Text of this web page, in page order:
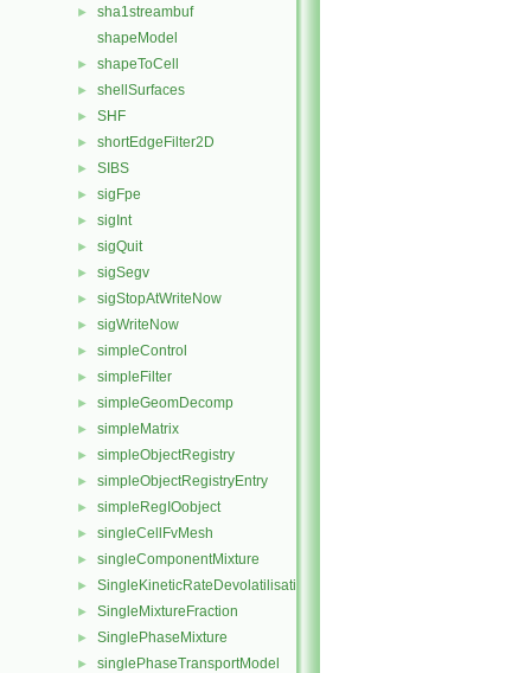
►
sha1streambuf
shapeModel
► shapeToCell
► shellSurfaces
► SHF
► shortEdgeFilter2D
► SIBS
► sigFpe
► sigInt
► sigQuit
► sigSegv
► sigStopAtWriteNow
► sigWriteNow
► simpleControl
► simpleFilter
► simpleGeomDecomp
► simpleMatrix
► simpleObjectRegistry
► simpleObjectRegistryEntry
► simpleRegIOobject
► singleCellFvMesh
► singleComponentMixture
► SingleKineticRateDevolatilisation
► SingleMixtureFraction
► SinglePhaseMixture
► singlePhaseTransportModel